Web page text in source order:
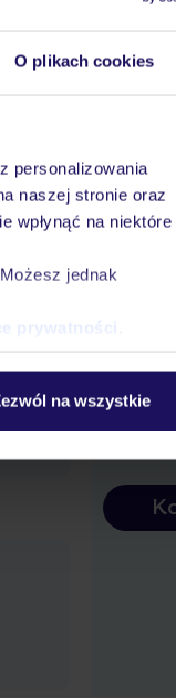
O plikach cookies
personalizowania
naszej stronie oraz
wpłynąć na niektóre
jednak
prywatności
na wszystkie
krajach
Określ